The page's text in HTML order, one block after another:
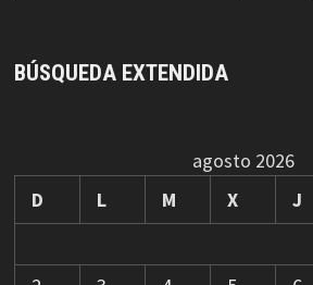
BÚSQUEDA EXTENDIDA
agosto 2026
D
L M X J